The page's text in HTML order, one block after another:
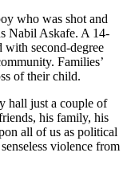
who was shot and
Nabil Askafe. A 14-
with second-degree
Families’
of their child.
hall just a couple of
his family, his
all of us as political
violence from